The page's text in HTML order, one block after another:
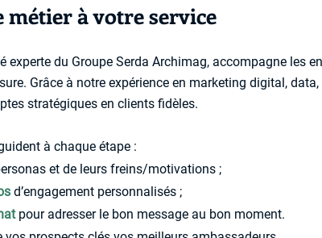
métier à votre service
experte du Groupe Serda Archimag, accompagne les
Grâce à notre expérience en marketing digital,
stratégiques en clients fidèles.
à chaque étape :
et de leurs freins/motivations ;
d’engagement personnalisés ;
pour adresser le bon message au bon moment.